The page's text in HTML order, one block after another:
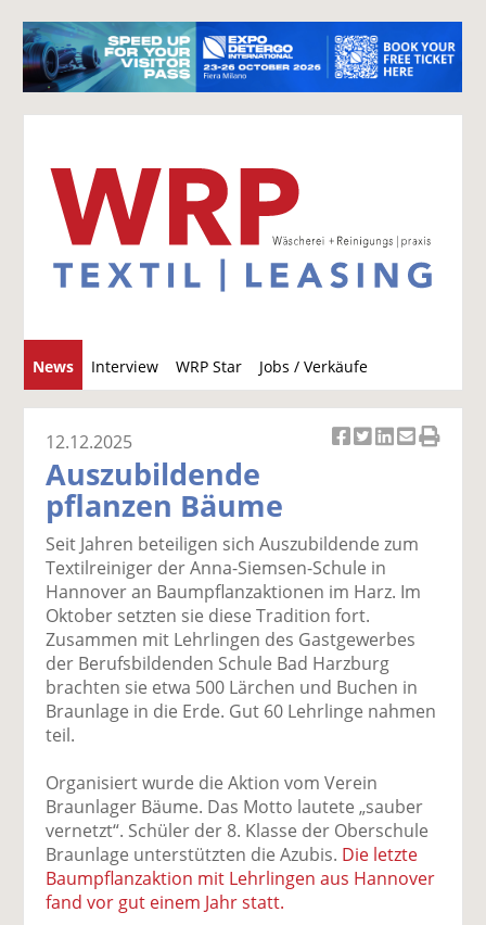
News Interview WRP Star Jobs / Verkäufe
u
c
el
a
uf
F
ac
e
b
o
o
te
il
e
n
el
t
wi
tt
er
n
a
uf
Li
n
k
e
di
n
e
n
p
er
E
ai
v
er
d
e
n
ck
12.12.2025
Auszubildende
pflanzen Bäume
Seit Jahren beteiligen sich Auszubildende zum
Textilreiniger der Anna-Siemsen-Schule in
Hannover an Baumpflanzaktionen im Harz. Im
Oktober setzten sie diese Tradition fort.
Zusammen mit Lehrlingen des Gastgewerbes
der Berufsbildenden Schule Bad Harzburg
brachten sie etwa 500 Lärchen und Buchen in
Braunlage in die Erde. Gut 60 Lehrlinge nahmen
teil.
Organisiert wurde die Aktion vom Verein
Braunlager Bäume. Das Motto lautete „sauber
vernetzt“. Schüler der 8. Klasse der Oberschule
Braunlage unterstützten die Azubis. Die letzte
Baumpflanzaktion mit Lehrlingen aus Hannover
fand vor gut einem Jahr statt.